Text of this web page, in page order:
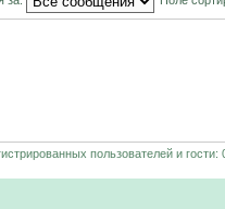
пользователей и гости: